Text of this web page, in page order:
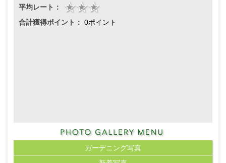
平均レート：
合計獲得ポイント： 0ポイント
ガーデニング写真